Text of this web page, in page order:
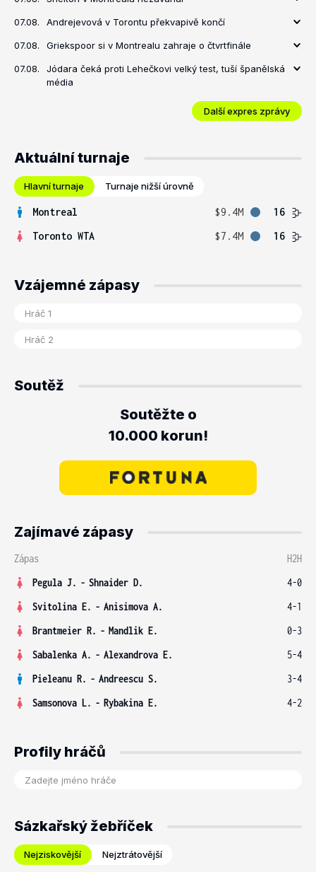
07.08. Andrejevová v Torontu překvapivě končí
07.08. Griekspoor si v Montrealu zahraje o čtvrtfinále
07.08.
Jódara čeká proti Lehečkovi velký test, tuší španělská
média
Další expres zprávy
Aktuální turnaje
Hlavní turnaje Turnaje nižší úrovně
Montreal $9.4M
16
Toronto WTA
$7.4M 16
Vzájemné zápasy
Soutěž
Soutěžte o
10.000 korun!
Zajímavé zápasy
Zápas
H2H
Pegula J. - Shnaider D.
4-0
Svitolina E. - Anisimova A.
4-1
Brantmeier R. - Mandlik E.
0-3
Sabalenka A. - Alexandrova E.
5-4
Pieleanu R. - Andreescu S.
3-4
Samsonova L. - Rybakina E. 4-2
Profily hráčů
Sázkařský žebříček
Nejziskovější Nejztrátovější